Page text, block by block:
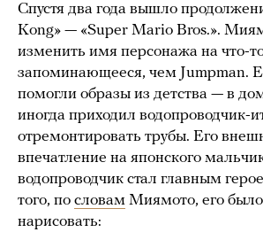
Спустя два года вышло
Kong» — «Super Mario Bros.».
изменить имя персонажа на что-
запоминающееся, чем Jumpman.
помогли образы из детства — в
иногда приходил водопроводчик-
отремонтировать трубы. Его
впечатление на японского
водопроводчик стал главным
того, по словам Миямото, его
нарисовать: